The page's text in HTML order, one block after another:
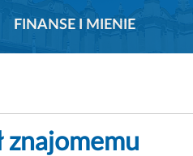
FINANSE I MIENIE
znajomemu